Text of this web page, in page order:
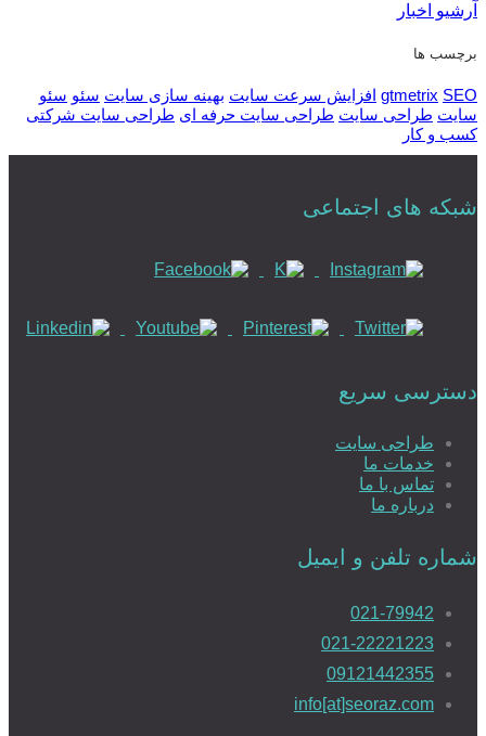
آرشیو اخبار
برچسب ها
gtmetrix SEO افزایش سرعت سایت بهینه سازی سایت سئو سئو
سایت طراحی سایت طراحی سایت حرفه ای طراحی سایت شرکتی
کسب و کار
شبکه های اجتماعی
دسترسی سریع
طراحی سایت
خدمات ما
تماس با ما
درباره ما
شماره تلفن و ایمیل
021-79942
021-22221223
09121442355
info[at]seoraz.com